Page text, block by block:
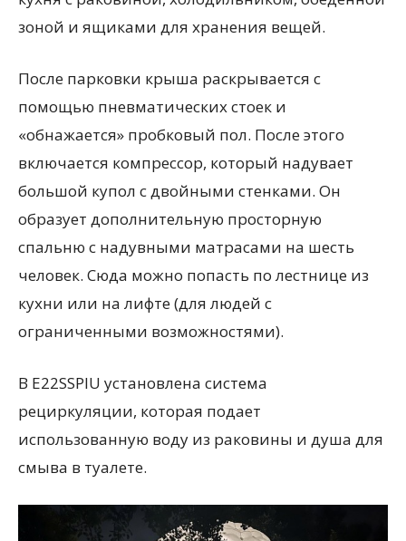
зоной и ящиками для хранения вещей.
После парковки крыша раскрывается с
помощью пневматических стоек и
«обнажается» пробковый пол. После этого
включается компрессор, который надувает
большой купол с двойными стенками. Он
образует дополнительную просторную
спальню с надувными матрасами на шесть
человек. Сюда можно попасть по лестнице из
кухни или на лифте (для людей с
ограниченными возможностями).
В E22SSPIU установлена система
рециркуляции, которая подает
использованную воду из раковины и душа для
смыва в туалете.